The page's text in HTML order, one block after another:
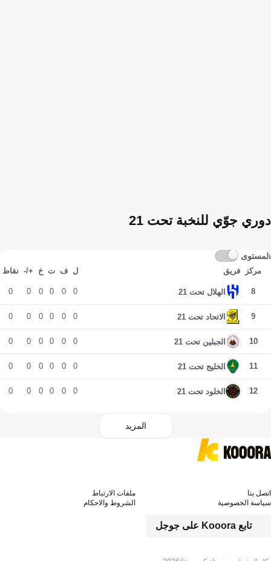
دوري جوّي للنخبة تحت 21
المستوى
مركز فريق ل ف ت خ +/- نقاط
8 الهلال تحت 21 0
0
0
0
0
0
9 الاتحاد تحت 21 0
0
0
0
0
0
10 الجبلين تحت 21 0
0
0
0
0
0
11 الخليج تحت 21 0
0
0
0
0
0
12 الخلود تحت 21 0
0
0
0
0
0
المزيد
تابع Kooora على جوجل
اتصل بنا
ملفات الارتباط
سياسة الخصوصية
الشروط والاحكام